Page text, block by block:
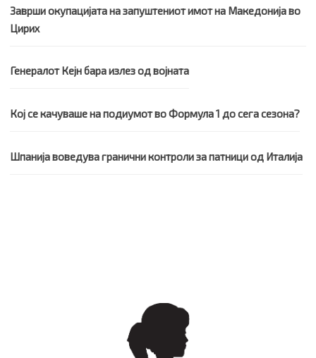
Заврши окупацијата на запуштениот имот на Македонија во
Цирих
Генералот Кејн бара излез од војната
Кој се качуваше на подиумот во Формула 1 до сега сезона?
Шпанија воведува гранични контроли за патници од Италија